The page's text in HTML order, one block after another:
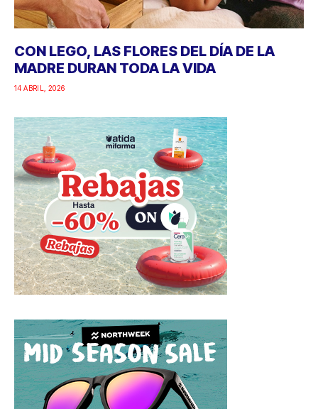
CON LEGO, LAS FLORES DEL DÍA DE LA
MADRE DURAN TODA LA VIDA
14 ABRIL, 2026